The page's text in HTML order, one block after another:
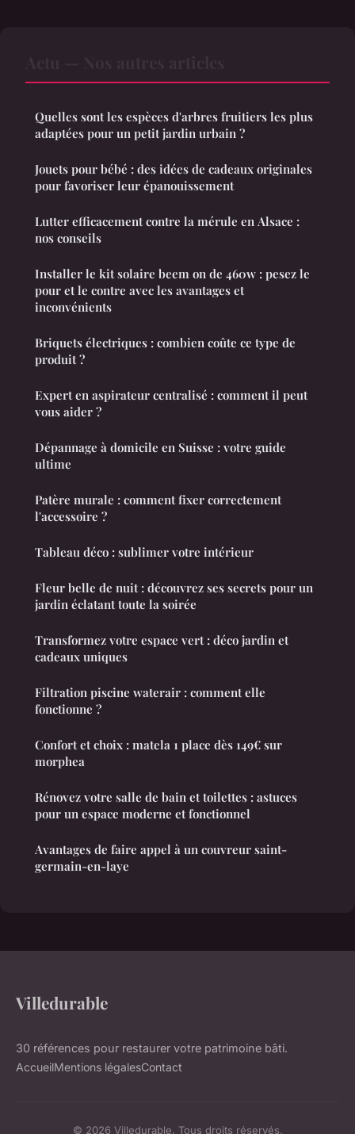
Quelles sont les espèces d'arbres fruitiers les plus
adaptées pour un petit jardin urbain ?
Jouets pour bébé : des idées de cadeaux originales
pour favoriser leur épanouissement
Lutter efficacement contre la mérule en Alsace :
nos conseils
Installer le kit solaire beem on de 460w : pesez le
pour et le contre avec les avantages et
inconvénients
Briquets électriques : combien coûte ce type de
produit ?
Expert en aspirateur centralisé : comment il peut
vous aider ?
Dépannage à domicile en Suisse : votre guide
ultime
Patère murale : comment fixer correctement
l'accessoire ?
Tableau déco : sublimer votre intérieur
Fleur belle de nuit : découvrez ses secrets pour un
jardin éclatant toute la soirée
Transformez votre espace vert : déco jardin et
cadeaux uniques
Filtration piscine waterair : comment elle
fonctionne ?
Confort et choix : matela 1 place dès 149€ sur
morphea
Rénovez votre salle de bain et toilettes : astuces
pour un espace moderne et fonctionnel
Avantages de faire appel à un couvreur saint-
germain-en-laye
Villedurable
30 références pour restaurer votre patrimoine bâti.
AccueilMentions légalesContact
© 2026 Villedurable. Tous droits réservés.